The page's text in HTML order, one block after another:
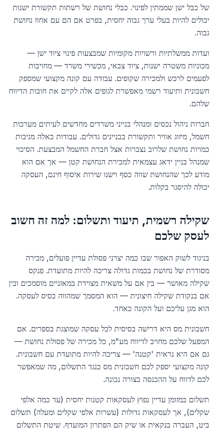
של כבל ישן שממתין לפינוי. כבלי נחושת של רשתות תקשורת ישנות
יכולים להיות בעלי ערך גבוה יחסית, בפרט אם הם עם אחוז נחושת
גבוה.
ועדות ממשלתיות ורשויות מקומיות שמבצעות פינוי ציוד ישן —
מכוניות משטרה ישנות, ציוד צבאי, מכשירי משרד — מחויבות
לפעמים לרכש ולמכירה שקופים. עבודה עם קונה מקצועי שמספק
חשבונית ותיעוד רשמי מאפשרת לגופים אלה לקיים את חובות הדיווח
שלהם.
חברות ניהול נכסים ומנהלי בנייני משרדים מחדשים לעיתים מערכות
חשמל, מיזוג אוויר ותקשורת בבניינים גדולים. עבודות כאלה מניבות
כמויות נחושת שלרוב נצברות אצל חברת החשמל המבצעת. הסיכוי
שמנהל בניין ידאג עצמאית למכירת הנחושת קטן — אך אם הוא
מודע לכך שהנחושת שווה כסף וישנו שירות איסוף חינם, העסקה
יכולה להיסגר בקלות.
שקילה רשמית, תיעוד ותשלום: למה זה חשוב
לעסק שלכם
בניגוד לשוק האפור שבו כמה יצרני פסולת עדיין פועלים, מכירה
מסודרת של נחושת בכמות גדולה צריכה להיות מתועדת. פנקס
שקילה מאושר — בין אם על משאית מצוידת במאזניים מוסמכים ובין
אם בנקודת שקילה חיצונית — הוא המסמך שמהווה בסיס לעסקה.
הוא מגן עליכם ועל הקונה כאחד.
חשבונית מס היא דרישה בסיסית לכל עסקה שמוצגת בספרים. אם
המפעל שלכם מחויב לדיווח מע"מ, כל מכירה של פסולת נחושת —
גם אם היא נראית 'קטנה' — צריכה להיות מתועדת עם חשבונית.
קונה מקצועי יספק לכם חשבונית מס כנגד התשלום, מה שמאפשר
לכם לדווח על ההכנסה בצורה נכונה.
תשלום במזומן עדיין נפוץ לעסקאות קטנות יחסית (עד כמה אלפי
שקלים), אך לעסקאות גדולות (עשרות אלפי שקלים ומעלה) תשלום
ביט, העברה בנקאית או שיק הם הפתרון המועדף. שיטת התשלום